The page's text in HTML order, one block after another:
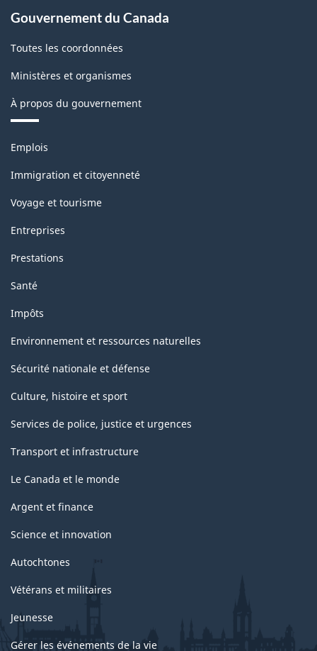
Gouvernement du Canada
Toutes les coordonnées
Ministères et organismes
À propos du gouvernement
Thèmes
sujets
Emplois
Immigration et citoyenneté
Voyage et tourisme
Entreprises
Prestations
Santé
Impôts
Environnement et ressources naturelles
Sécurité nationale et défense
Culture, histoire et sport
Services de police, justice et urgences
Transport et infrastructure
Le Canada et le monde
Argent et finance
Science et innovation
Autochtones
Vétérans et militaires
Jeunesse
Gérer les événements de la vie